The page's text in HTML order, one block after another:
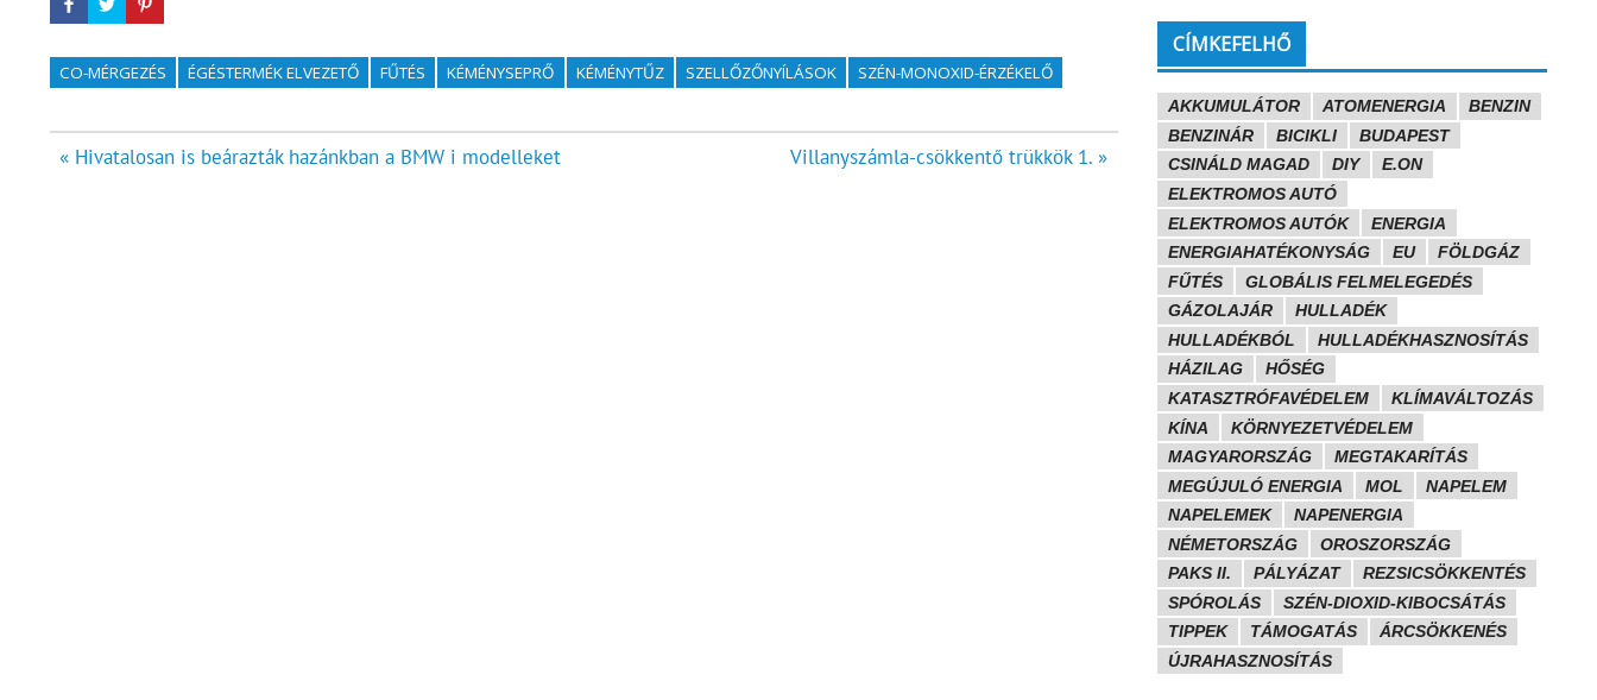
CO-MÉRGEZÉS ÉGÉSTERMÉK ELVEZETŐ FŰTÉS KÉMÉNYSEPRŐ KÉMÉNYTŰZ SZELLŐZŐNYÍLÁSOK SZÉN-MONOXID-ÉRZÉKELŐ
Bejegyzés
« Hivatalosan is beárazták hazánkban a BMW i modelleket Villanyszámla-csökkentő trükkök 1. »
CÍMKEFELHŐ
AKKUMULÁTOR ATOMENERGIA
BENZIN
BENZINÁR
BICIKLI
BUDAPEST
CSINÁLD MAGAD
DIY
E.ON
ELEKTROMOS AUTÓ
ELEKTROMOS AUTÓK
ENERGIA
ENERGIAHATÉKONYSÁG
EU
FÖLDGÁZ
FŰTÉS
GLOBÁLIS FELMELEGEDÉS
GÁZOLAJÁR
HULLADÉK
HULLADÉKBÓL
HULLADÉKHASZNOSÍTÁS
HÁZILAG
HŐSÉG
KATASZTRÓFAVÉDELEM
KLÍMAVÁLTOZÁS
KÍNA
KÖRNYEZETVÉDELEM
MAGYARORSZÁG
MEGTAKARÍTÁS
MEGÚJULÓ ENERGIA
MOL
NAPELEM
NAPELEMEK
NAPENERGIA
NÉMETORSZÁG
OROSZORSZÁG
PAKS II.
PÁLYÁZAT
REZSICSÖKKENTÉS
SPÓROLÁS
SZÉN-DIOXID-KIBOCSÁTÁS
TIPPEK
TÁMOGATÁS
ÁRCSÖKKENÉS
ÚJRAHASZNOSÍTÁS